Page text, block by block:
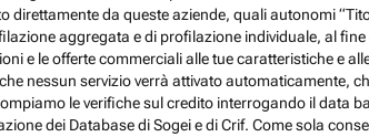
da queste aziende, quali autonomi
aggregata e di profilazione individuale, al
e le offerte commerciali alle tue caratteristiche e
nessun servizio verrà attivato automaticamente,
le verifiche sul credito interrogando il data
dei Database di Sogei e di Crif. Come sola